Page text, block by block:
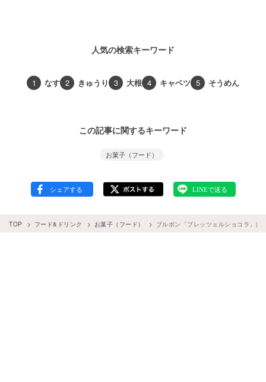
人気の検索キーワード
1 なす 2 きゅうり 3 大根 4 キャベツ 5 そうめん
この記事に関するキーワード
お菓子（フード）
TOP フード&ドリンク お菓子（フード） ブルボン「プレッツェルショコラ」